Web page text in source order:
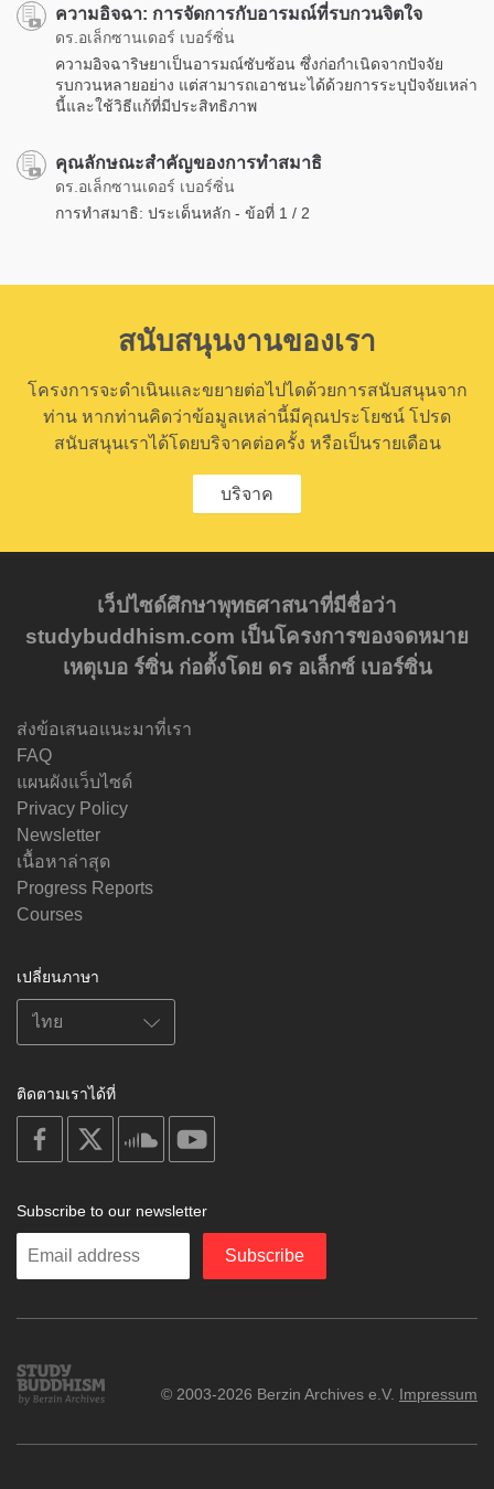
ความอิจฉา: การจัดการกับอารมณ์ที่รบกวนจิตใจ
ดร.อเล็กซานเดอร์ เบอร์ซิ่น
ความอิจฉาริษยาเป็นอารมณ์ซับซ้อน ซึ่งก่อกำเนิดจากปัจจัย
รบกวนหลายอย่าง แต่สามารถเอาชนะได้ด้วยการระบุปัจจัยเหล่า
นี้และใช้วิธีแก้ที่มีประสิทธิภาพ
คุณลักษณะสำคัญของการทำสมาธิ
ดร.อเล็กซานเดอร์ เบอร์ซิ่น
การทำสมาธิ: ประเด็นหลัก - ข้อที่ 1 / 2
สนับสนุนงานของเรา
โครงการจะดำเนินและขยายต่อไปไดด้วยการสนับสนุนจาก
ท่าน หากท่านคิดว่าข้อมูลเหล่านี้มีคุณประโยชน์ โปรด
สนับสนุนเราได้โดยบริจาคต่อครั้ง หรือเป็นรายเดือน
บริจาค
เว็ปไซด์ศึกษาพุทธศาสนาที่มีชื่อว่า
studybuddhism.com เป็นโครงการของจดหมาย
เหตุเบอ ร์ซิ่น ก่อตั้งโดย ดร อเล็กซ์ เบอร์ซิ่น
ส่งข้อเสนอแนะมาที่เรา
FAQ
แผนผังแว็บไซด์
Privacy Policy
Newsletter
เนื้อหาล่าสุด
Progress Reports
Courses
เปลี่ยนภาษา
ติดตามเราได้ที่
on
facebook
soundcloud
Subscribe to our newsletter
Enter
Subscribe
Study
Buddhism
© 2003-2026 Berzin Archives e.V. Impressum